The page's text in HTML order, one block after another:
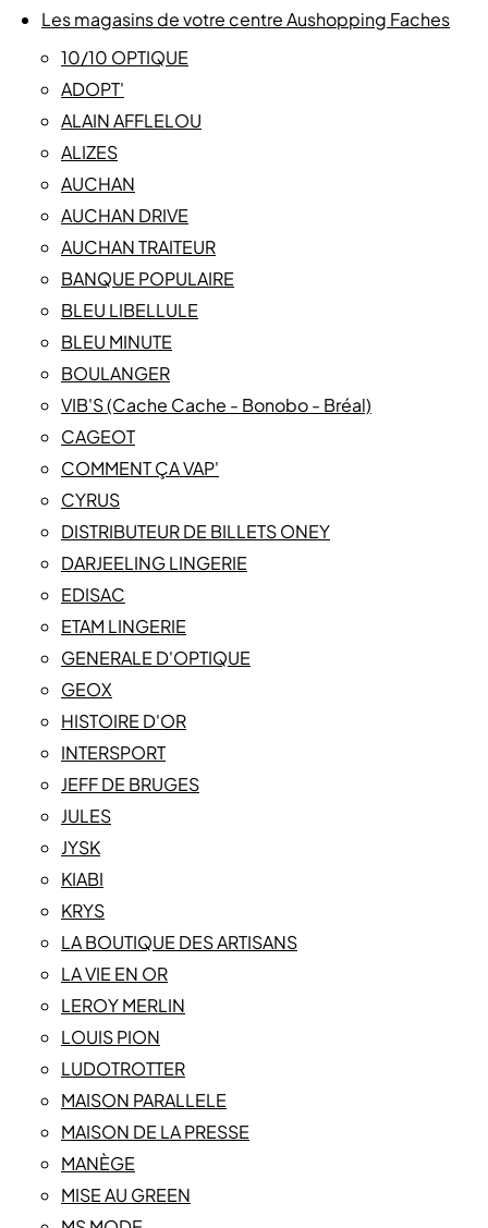
Les magasins de votre centre Aushopping Faches
10/10 OPTIQUE
ADOPT'
ALAIN AFFLELOU
ALIZES
AUCHAN
AUCHAN DRIVE
AUCHAN TRAITEUR
BANQUE POPULAIRE
BLEU LIBELLULE
BLEU MINUTE
BOULANGER
VIB'S (Cache Cache - Bonobo - Bréal)
CAGEOT
COMMENT ÇA VAP'
CYRUS
DISTRIBUTEUR DE BILLETS ONEY
DARJEELING LINGERIE
EDISAC
ETAM LINGERIE
GENERALE D'OPTIQUE
GEOX
HISTOIRE D'OR
INTERSPORT
JEFF DE BRUGES
JULES
JYSK
KIABI
KRYS
LA BOUTIQUE DES ARTISANS
LA VIE EN OR
LEROY MERLIN
LOUIS PION
LUDOTROTTER
MAISON PARALLELE
MAISON DE LA PRESSE
MANÈGE
MISE AU GREEN